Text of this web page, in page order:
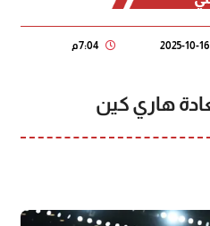
7:04 م
هاري كين